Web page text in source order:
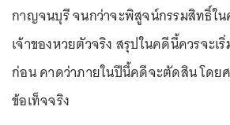
กาญจนบุรี จนกว่าจะพิสูจน์กรรมสิทธิ์ใน
เจ้าของหวยตัวจริง สรุปในคดีนี้ควรจะ
ก่อน คาดว่าภายในปีนี้คดีจะตัดสิน โดย
ข้อเท็จจริง